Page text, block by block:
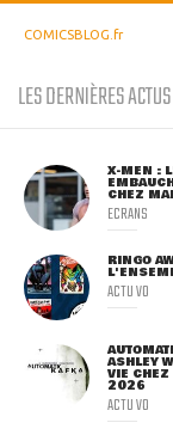
COMICSBLOG.fr
LES DERNIÈRES ACTUS
X-MEN :
CHEZ
ECRANS
RINGO
ACTU VO
ASHLEY
VIE
2026
ACTU VO